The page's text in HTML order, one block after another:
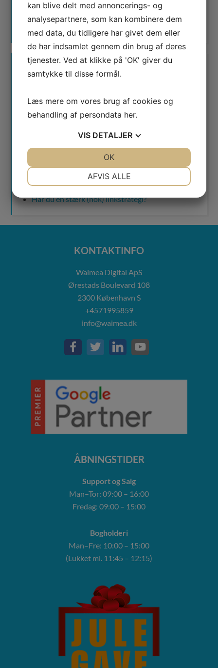
NYESTE BLOGINDLÆG
SEO-resultater
Custom audiences: sådan rammer du målgruppe
via Google Ads
Google Ads virker – men er dine kampagner godt
Sådan skaber en SEO-Analyse værdi
Har du en stærk (nok) linkstrategi?
KONTAKTINFO
Waimea Digital ApS
Ørestads Boulevard 108
2300 København S
+4571995859
info@waimea.dk
ÅBNINGSTIDER
Support og Salg
Man–Tor: 09:00 – 16:00
Fredag: 09:00 – 15:00
Bogholderi
Man–Fre: 10:00 – 15:00
(Lukket ml. 11:45 – 12:15)
kan blive delt med annoncerings- og
analysepartnere, som kan kombinere dem
med data, du tidligere har givet dem eller
de har indsamlet gennem din brug af deres
tjenester. Ved at klikke på 'OK' giver du
samtykke til disse formål.
Læs mere om vores brug af cookies og
behandling af persondata her.
VIS DETALJER
AFVIS ALLE
OK